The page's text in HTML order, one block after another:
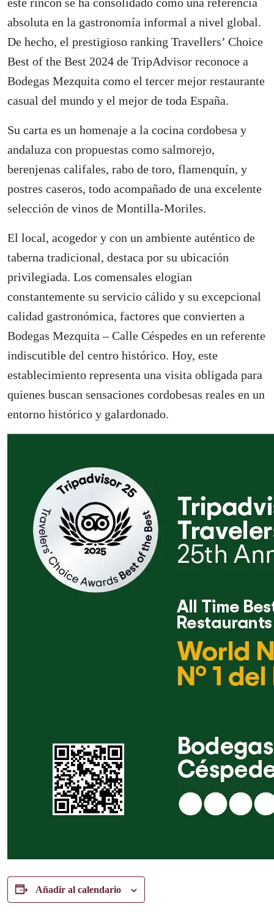
absoluta en la gastronomía informal a nivel global.
De hecho, el prestigioso ranking Travellers’ Choice
Best of the Best 2024 de TripAdvisor reconoce a
Bodegas Mezquita como el tercer mejor restaurante
casual del mundo y el mejor de toda España.
Su carta es un homenaje a la cocina cordobesa y
andaluza con propuestas como salmorejo,
berenjenas califales, rabo de toro, flamenquín, y
postres caseros, todo acompañado de una excelente
selección de vinos de Montilla‑Moriles.
El local, acogedor y con un ambiente auténtico de
taberna tradicional, destaca por su ubicación
privilegiada. Los comensales elogian
constantemente su servicio cálido y su excepcional
calidad gastronómica, factores que convierten a
Bodegas Mezquita – Calle Céspedes en un referente
indiscutible del centro histórico. Hoy, este
establecimiento representa una visita obligada para
quienes buscan sensaciones cordobesas reales en un
entorno histórico y galardonado.
Añadir al calendario